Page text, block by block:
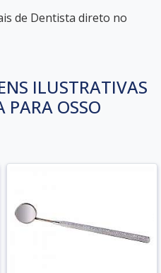
de Dentista direto no
ILUSTRATIVAS
PARA OSSO